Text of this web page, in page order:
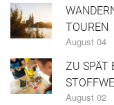
TOUREN
August 04
ZU SPÄT
August 02